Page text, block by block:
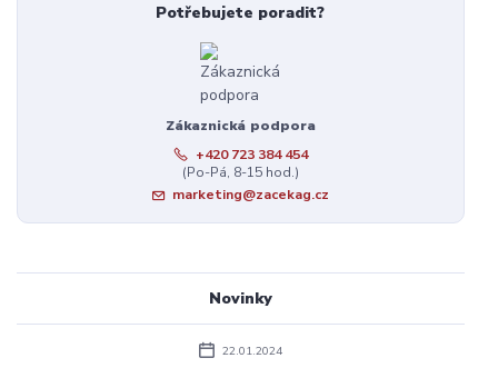
Potřebujete poradit?
Zákaznická podpora
+420 723 384 454
(Po-Pá, 8-15 hod.)
marketing@zacekag.cz
Novinky
22.01.2024